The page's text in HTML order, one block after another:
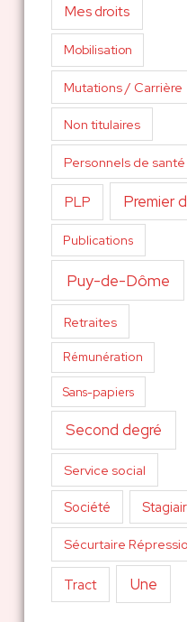
Mes droits
Mobilisation
Mutations / Carrière
Non titulaires
Personnels de santé
PLP Premier
Publications
Puy-de-Dôme
Retraites
Rémunération
Sans-papiers
Second degré
Service social
Société
Sécurtaire
Tract Une